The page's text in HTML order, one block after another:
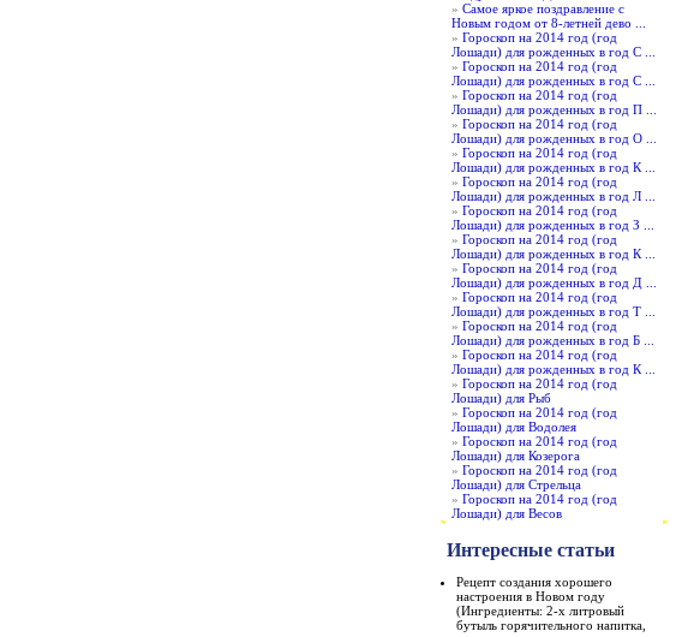
» Самое яркое поздравление с
Новым годом от 8-летней дево ...
» Гороскоп на 2014 год (год
Лошади) для рожденных в год С ...
» Гороскоп на 2014 год (год
Лошади) для рожденных в год С ...
» Гороскоп на 2014 год (год
Лошади) для рожденных в год П ...
» Гороскоп на 2014 год (год
Лошади) для рожденных в год О ...
» Гороскоп на 2014 год (год
Лошади) для рожденных в год К ...
» Гороскоп на 2014 год (год
Лошади) для рожденных в год Л ...
» Гороскоп на 2014 год (год
Лошади) для рожденных в год З ...
» Гороскоп на 2014 год (год
Лошади) для рожденных в год К ...
» Гороскоп на 2014 год (год
Лошади) для рожденных в год Д ...
» Гороскоп на 2014 год (год
Лошади) для рожденных в год Т ...
» Гороскоп на 2014 год (год
Лошади) для рожденных в год Б ...
» Гороскоп на 2014 год (год
Лошади) для рожденных в год К ...
» Гороскоп на 2014 год (год
Лошади) для Рыб
» Гороскоп на 2014 год (год
Лошади) для Водолея
» Гороскоп на 2014 год (год
Лошади) для Козерога
» Гороскоп на 2014 год (год
Лошади) для Стрельца
» Гороскоп на 2014 год (год
Лошади) для Весов
Интересные статьи
Рецепт создания хорошего
настроения в Новом году
(Ингредиенты: 2-х литровый
бутыль горячительного напитка,